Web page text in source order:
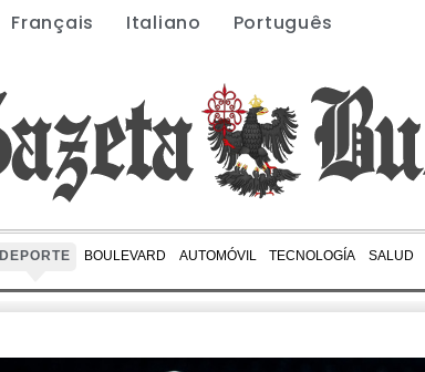
Français Italiano Português
DEPORTE BOULEVARD AUTOMÓVIL TECNOLOGÍA SALUD